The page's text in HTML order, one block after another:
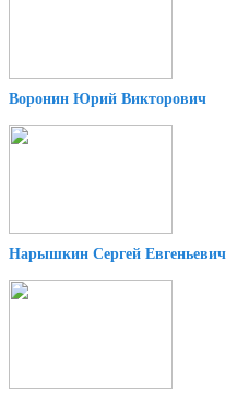
Воронин Юрий Викторович
Нарышкин Сергей Евгеньевич